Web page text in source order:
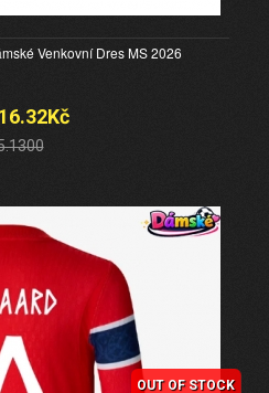
Venkovní Dres MS 2026
OUT OF STOCK